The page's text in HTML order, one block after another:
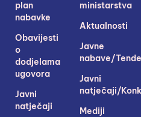
ministarstva
Aktualnosti
Javne
nabave/
Javni
natječaji/
Mediji
plan
nabavke
Obavijesti
o
dodjelama
ugovora
Javni
natječaji